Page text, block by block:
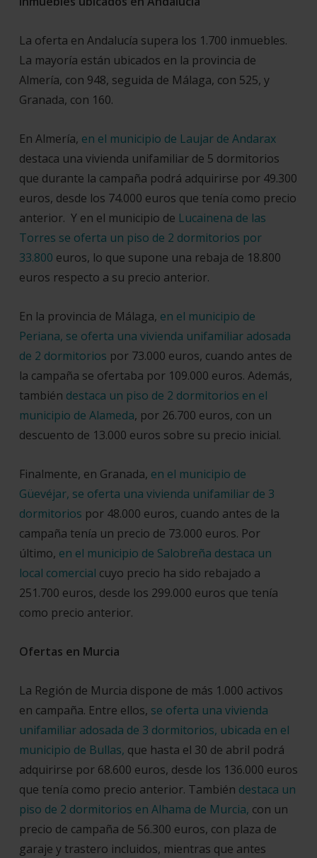
La oferta en Andalucía supera los 1.700 inmuebles.
La mayoría están ubicados en la provincia de
Almería, con 948, seguida de Málaga, con 525, y
Granada, con 160.
En Almería, en el municipio de Laujar de Andarax
destaca una vivienda unifamiliar de 5 dormitorios
que durante la campaña podrá adquirirse por 49.300
euros, desde los 74.000 euros que tenía como precio
anterior. Y en el municipio de Lucainena de las
Torres se oferta un piso de 2 dormitorios por
33.800 euros, lo que supone una rebaja de 18.800
euros respecto a su precio anterior.
En la provincia de Málaga, en el municipio de
Periana, se oferta una vivienda unifamiliar adosada
de 2 dormitorios por 73.000 euros, cuando antes de
la campaña se ofertaba por 109.000 euros. Además,
también destaca un piso de 2 dormitorios en el
municipio de Alameda, por 26.700 euros, con un
descuento de 13.000 euros sobre su precio inicial.
Finalmente, en Granada, en el municipio de
Güevéjar, se oferta una vivienda unifamiliar de 3
dormitorios por 48.000 euros, cuando antes de la
campaña tenía un precio de 73.000 euros. Por
último, en el municipio de Salobreña destaca un
local comercial cuyo precio ha sido rebajado a
251.700 euros, desde los 299.000 euros que tenía
como precio anterior.
Ofertas en Murcia
La Región de Murcia dispone de más 1.000 activos
en campaña. Entre ellos, se oferta una vivienda
unifamiliar adosada de 3 dormitorios, ubicada en el
municipio de Bullas, que hasta el 30 de abril podrá
adquirirse por 68.600 euros, desde los 136.000 euros
que tenía como precio anterior. También destaca un
piso de 2 dormitorios en Alhama de Murcia, con un
precio de campaña de 56.300 euros, con plaza de
garaje y trastero incluidos, mientras que antes